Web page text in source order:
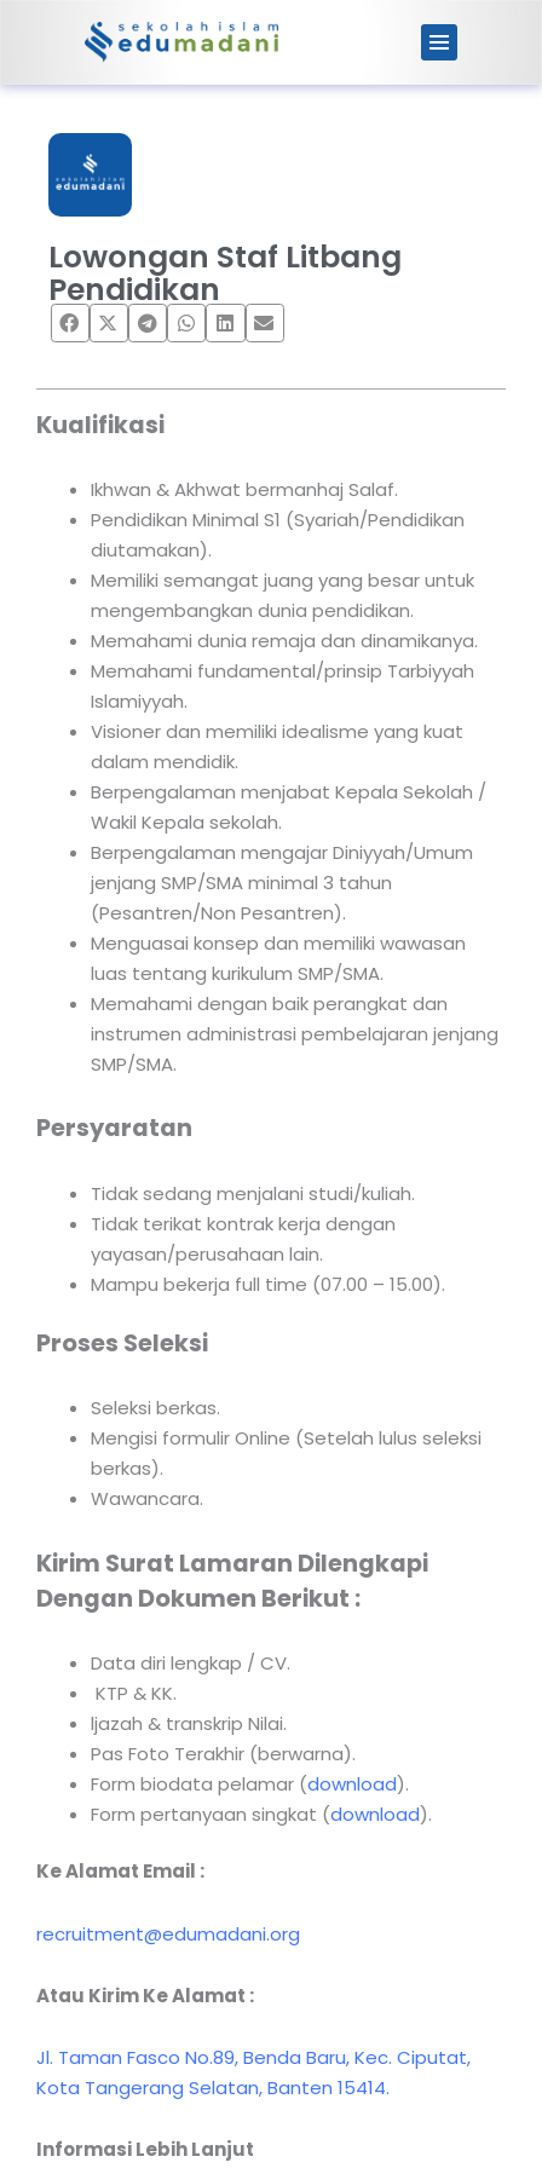
Lowongan Staf Litbang
Pendidikan
Kualifikasi
Ikhwan & Akhwat bermanhaj Salaf.
Pendidikan Minimal S1 (Syariah/Pendidikan
diutamakan).
Memiliki semangat juang yang besar untuk
mengembangkan dunia pendidikan.
Memahami dunia remaja dan dinamikanya.
Memahami fundamental/prinsip Tarbiyyah
Islamiyyah.
Visioner dan memiliki idealisme yang kuat
dalam mendidik.
Berpengalaman menjabat Kepala Sekolah /
Wakil Kepala sekolah.
Berpengalaman mengajar Diniyyah/Umum
jenjang SMP/SMA minimal 3 tahun
(Pesantren/Non Pesantren).
Menguasai konsep dan memiliki wawasan
luas tentang kurikulum SMP/SMA.
Memahami dengan baik perangkat dan
instrumen administrasi pembelajaran jenjang
SMP/SMA.
Persyaratan
Tidak sedang menjalani studi/kuliah.
Tidak terikat kontrak kerja dengan
yayasan/perusahaan lain.
Mampu bekerja full time (07.00 – 15.00).
Proses Seleksi
Seleksi berkas.
Mengisi formulir Online (Setelah lulus seleksi
berkas).
Wawancara.
Kirim Surat Lamaran Dilengkapi
Dengan Dokumen Berikut :
Data diri lengkap / CV.
KTP & KK.
ljazah & transkrip Nilai.
Pas Foto Terakhir (berwarna).
Form biodata pelamar (download).
Form pertanyaan singkat (download).
Ke Alamat Email :
recruitment@edumadani.org
Atau Kirim Ke Alamat :
Jl. Taman Fasco No.89, Benda Baru, Kec. Ciputat,
Kota Tangerang Selatan, Banten 15414.
Informasi Lebih Lanjut